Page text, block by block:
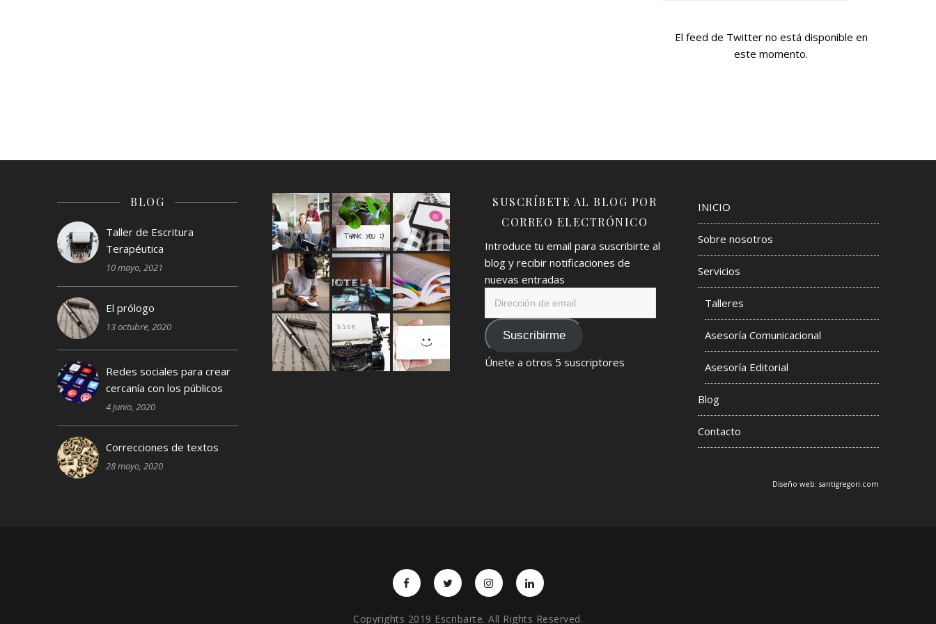
El feed de Twitter no está disponible en
este momento.
BLOG
Taller de Escritura
Terapéutica
10 mayo, 2021
El prólogo
13 octubre, 2020
Redes sociales para crear
cercanía con los públicos
4 junio, 2020
Correcciones de textos
28 mayo, 2020
SUSCRÍBETE AL BLOG POR
CORREO ELECTRÓNICO
Introduce tu email para suscribirte al
blog y recibir notificaciones de
nuevas entradas
emailSuscribirme
Únete a otros 5 suscriptores
INICIO
Sobre nosotros
Servicios
Talleres
Asesoría Comunicacional
Asesoría Editorial
Blog
Contacto
Diseño web: santigregori.com
Copyrights 2019 Escribarte. All Rights Reserved.